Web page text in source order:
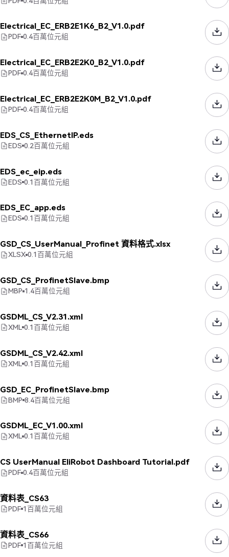
Electrical_EC_ERB2E1K6_B2_V1.0.pdf
PDF 0.4百萬位元組
Electrical_EC_ERB2E2K0_B2_V1.0.pdf
PDF 0.4百萬位元組
Electrical_EC_ERB2E2K0M_B2_V1.0.pdf
PDF 0.4百萬位元組
EDS_CS_EthernetIP.eds
EDS 0.2百萬位元組
EDS_ec_eip.eds
EDS 0.1百萬位元組
EDS_EC_app.eds
EDS 0.1百萬位元組
GSD_CS_UserManual_Profinet 資料格式.xlsx
XLSX 0.1百萬位元組
GSD_CS_ProfinetSlave.bmp
MBP 1.4百萬位元組
GSDML_CS_V2.31.xml
XML 0.1百萬位元組
GSDML_CS_V2.42.xml
XML 0.1百萬位元組
GSD_EC_ProfinetSlave.bmp
BMP 8.4百萬位元組
GSDML_EC_V1.00.xml
XML 0.1百萬位元組
CS UserManual EliRobot Dashboard Tutorial.pdf
PDF 0.4百萬位元組
資料表_CS63
PDF 1百萬位元組
資料表_CS66
PDF 1百萬位元組